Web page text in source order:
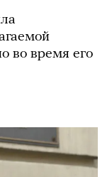
во время его